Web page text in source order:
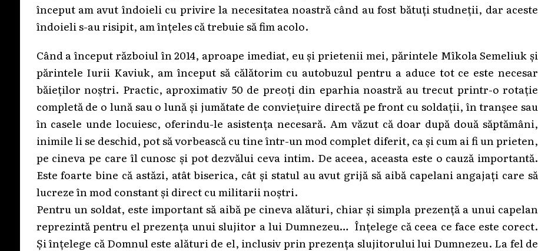
început am avut îndoieli cu privire la necesitatea noastră când au fost bătuți studneții, dar aceste
îndoieli s-au risipit, am înțeles că trebuie să fim acolo.
Când a început războiul în 2014, aproape imediat, eu și prietenii mei, părintele Mîkola Semeliuk și
părintele Iurii Kaviuk, am început să călătorim cu autobuzul pentru a aduce tot ce este necesar
băieților noștri. Practic, aproximativ 50 de preoți din eparhia noastră au trecut printr-o rotație
completă de o lună sau o lună și jumătate de conviețuire directă pe front cu soldații, în tranșee sau
în casele unde locuiesc, oferindu-le asistența necesară. Am văzut că doar după două săptămâni,
inimile li se deschid, pot să vorbească cu tine într-un mod complet diferit, ca și cum ai fi un prieten,
pe cineva pe care îl cunosc și pot dezvălui ceva intim. De aceea, aceasta este o cauză importantă.
Este foarte bine că astăzi, atât biserica, cât și statul au avut grijă să aibă capelani angajați care să
lucreze în mod constant și direct cu militarii noștri.
Pentru un soldat, este important să aibă pe cineva alături, chiar și simpla prezență a unui capelan
reprezintă pentru el prezența unui slujitor a lui Dumnezeu… Înțelege că ceea ce face este corect.
Și înțelege că Domnul este alături de el, inclusiv prin prezența slujitorului lui Dumnezeu. La fel de